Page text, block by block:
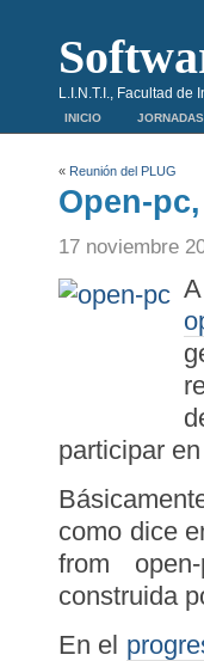
L.I.N.T.I., Facultad
INICIO JORNADAS
« Reunión del PLUG
Open-
17 noviembre
participar
como dice
from
construida
En el